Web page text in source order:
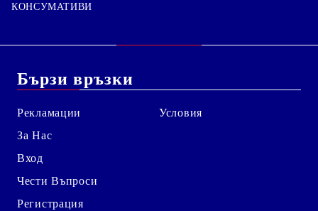
КОНСУМАТИВИ
Бързи връзки
Рекламации
За Нас
Вход
Чести Въпроси
Регистрация
Условия